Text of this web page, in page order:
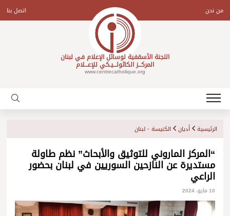
contentمن نحن اتصل بنا
اللجنة الأسقفية لوسائل الإعلام في لبنان
المركـــز الكاثولـــيـكي للإعـــلام
www.centrecatholique.org
الرئيسية أديان الكنيسة - لبنان
“المركز الماروني للتوثيق والأبحاث” نظم طاولة
مستديرة عن النازحين السوريين في لبنان بحضور
الراعي
10 مايو، 2024